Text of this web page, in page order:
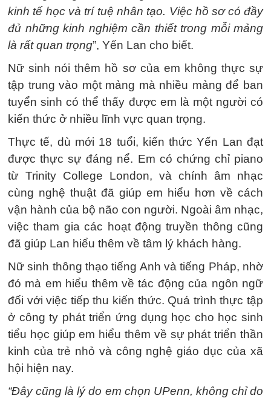
kinh tế học và trí tuệ nhân tạo. Việc hồ sơ có đầy
đủ những kinh nghiệm cần thiết trong mỗi mảng
là rất quan trọng”, Yến Lan cho biết.
Nữ sinh nói thêm hồ sơ của em không thực sự
tập trung vào một mảng mà nhiều mảng để ban
tuyển sinh có thể thấy được em là một người có
kiến thức ở nhiều lĩnh vực quan trọng.
Thực tế, dù mới 18 tuổi, kiến thức Yến Lan đạt
được thực sự đáng nể. Em có chứng chỉ piano
từ Trinity College London, và chính âm nhạc
cùng nghệ thuật đã giúp em hiểu hơn về cách
vận hành của bộ não con người. Ngoài âm nhạc,
việc tham gia các hoạt động truyền thông cũng
đã giúp Lan hiểu thêm về tâm lý khách hàng.
Nữ sinh thông thạo tiếng Anh và tiếng Pháp, nhờ
đó mà em hiểu thêm về tác động của ngôn ngữ
đối với việc tiếp thu kiến thức. Quá trình thực tập
ở công ty phát triển ứng dụng học cho học sinh
tiểu học giúp em hiểu thêm về sự phát triển thần
kinh của trẻ nhỏ và công nghệ giáo dục của xã
hội hiện nay.
“Đây cũng là lý do em chọn UPenn, không chỉ do